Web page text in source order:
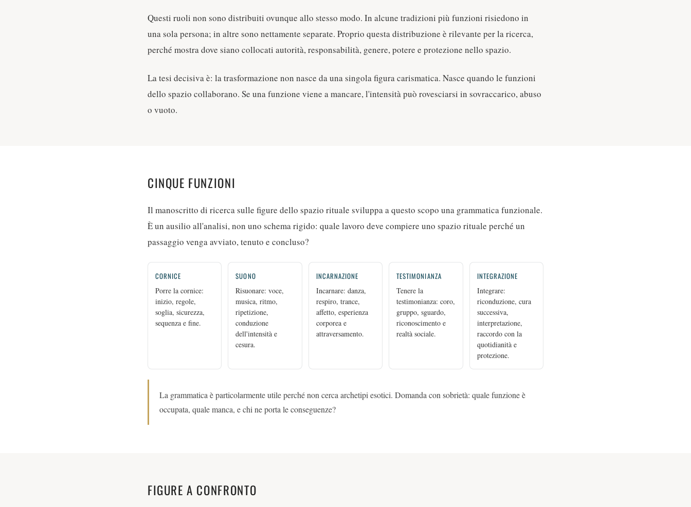
Questi ruoli non sono distribuiti ovunque allo stesso modo. In alcune tradizioni più funzioni risiedono in
una sola persona; in altre sono nettamente separate. Proprio questa distribuzione è rilevante per la ricerca,
perché mostra dove siano collocati autorità, responsabilità, genere, potere e protezione nello spazio.
La tesi decisiva è: la trasformazione non nasce da una singola figura carismatica. Nasce quando le funzioni
dello spazio collaborano. Se una funzione viene a mancare, l'intensità può rovesciarsi in sovraccarico, abuso
o vuoto.
CINQUE FUNZIONI
Il manoscritto di ricerca sulle figure dello spazio rituale sviluppa a questo scopo una grammatica funzionale.
È un ausilio all'analisi, non uno schema rigido: quale lavoro deve compiere uno spazio rituale perché un
passaggio venga avviato, tenuto e concluso?
CORNICE
Porre la cornice:
inizio, regole,
soglia, sicurezza,
sequenza e fine.
SUONO
Risuonare: voce,
musica, ritmo,
ripetizione,
conduzione
dell'intensità e
cesura.
INCARNAZIONE
Incarnare: danza,
respiro, trance,
affetto, esperienza
corporea e
attraversamento.
TESTIMONIANZA
Tenere la
testimonianza: coro,
gruppo, sguardo,
riconoscimento e
realtà sociale.
INTEGRAZIONE
Integrare:
riconduzione, cura
successiva,
interpretazione,
raccordo con la
quotidianità e
protezione.
La grammatica è particolarmente utile perché non cerca archetipi esotici. Domanda con sobrietà: quale funzione è
occupata, quale manca, e chi ne porta le conseguenze?
FIGURE A CONFRONTO